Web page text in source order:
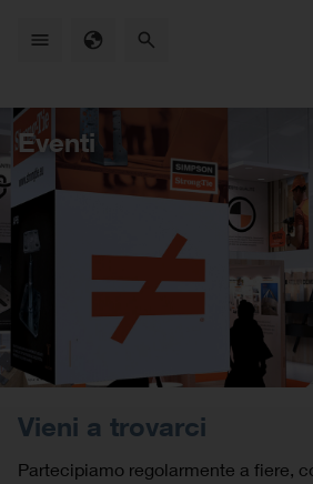
Eventi
Vieni a trovarci
Partecipiamo regolarmente a fiere,